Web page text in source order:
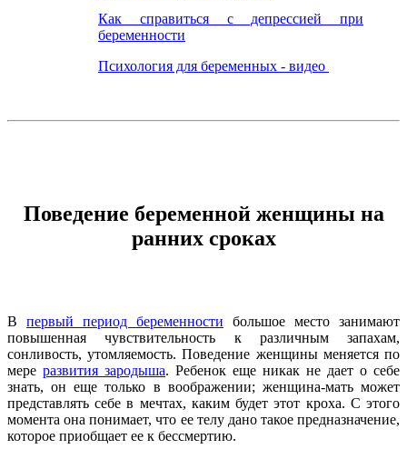
Как справиться с депрессией при
беременности
Психология для беременных - видео
Поведение беременной женщины на
ранних сроках
В первый период беременности большое место занимают
повышенная чувствительность к различным запахам,
сонливость, утомляемость. Поведение женщины меняется по
мере развития зародыша. Ребенок еще никак не дает о себе
знать, он еще только в воображении; женщина-мать может
представлять себе в мечтах, каким будет этот кроха. С этого
момента она понимает, что ее телу дано такое предназначение,
которое приобщает ее к бессмертию.